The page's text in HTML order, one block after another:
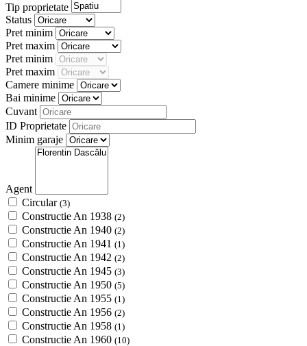
Tip proprietate
Status
Pret minim
Pret maxim
Pret minim
Pret maxim
Camere minime
Bai minime
Cuvant
ID Proprietate
Minim garaje
Agent
Circular (3)
Constructie An 1938 (2)
Constructie An 1940 (2)
Constructie An 1941 (1)
Constructie An 1942 (2)
Constructie An 1945 (3)
Constructie An 1950 (5)
Constructie An 1955 (1)
Constructie An 1956 (2)
Constructie An 1958 (1)
Constructie An 1960 (10)